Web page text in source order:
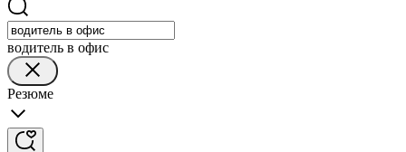
водитель в офис
Резюме